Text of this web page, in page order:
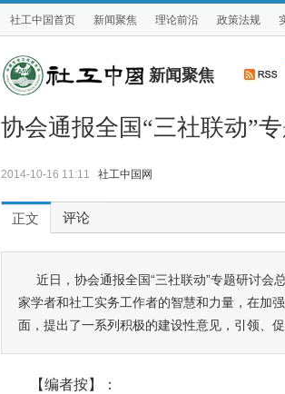
社工中国首页 新闻聚焦 理论前沿 政策法规
新闻聚焦
协会通报全国“三社联动”
2014-10-16 11:11 社工中国网
正文 评论
近日，协会通报全国“三社联动”专题研讨
家学者和社工实务工作者的智慧和力量，在加
面，提出了一系列积极的建设性意见，引领、
【编者按】：